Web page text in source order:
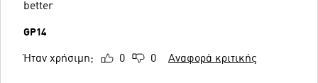
better
GP14
Ήταν χρήσιμη; 0 0 Αναφορά κριτικής